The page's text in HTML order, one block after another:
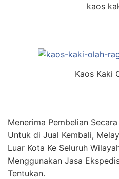
kaos
Kaos Kaki
Menerima Pembelian
Untuk di Jual Kembali,
Luar Kota Ke Seluruh
Menggunakan Jasa
Tentukan.